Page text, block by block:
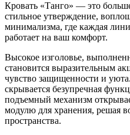
Кровать «Танго» — это
стильное утверждение,
минимализма, где каждая
работает на ваш комфорт.
Высокое изголовье,
становится выразительным
чувство защищенности и
скрывается безупречная
подъемный механизм
модулю для хранения, решая
пространства.